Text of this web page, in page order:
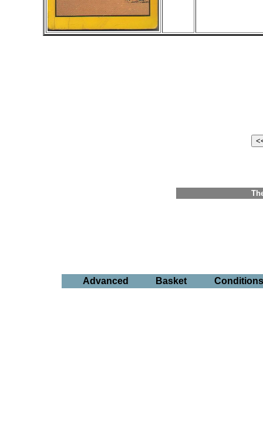
Advanced Basket Conditions